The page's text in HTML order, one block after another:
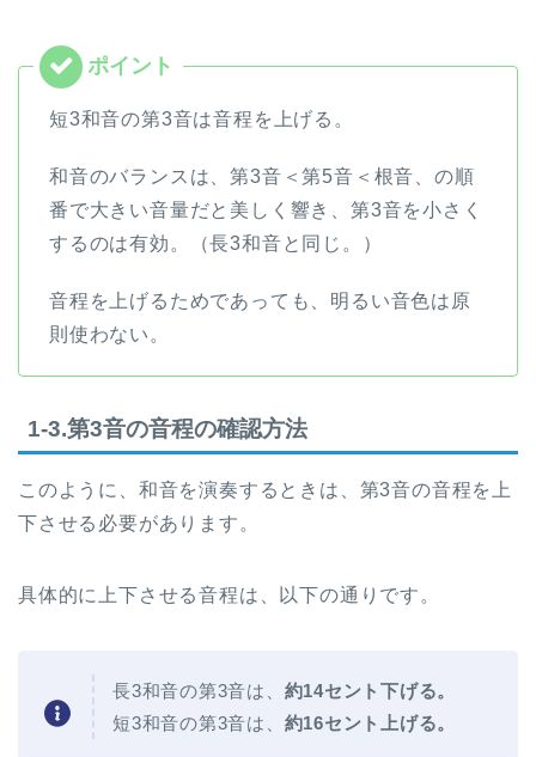
短3和音の第3音は音程を上げる。
和音のバランスは、第3音＜第5音＜根音、の順
番で大きい音量だと美しく響き、第3音を小さく
するのは有効。（長3和音と同じ。）
音程を上げるためであっても、明るい音色は原
則使わない。
1-3.第3音の音程の確認方法
このように、和音を演奏するときは、第3音の音程を上
下させる必要があります。
具体的に上下させる音程は、以下の通りです。
長3和音の第3音は、 約14セント下げる。
短3和音の第3音は、 約16セント上げる。